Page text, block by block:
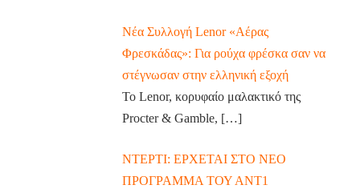
Νέα Συλλογή Lenor «Αέρας
Φρεσκάδας»: Για ρούχα φρέσκα σαν να
στέγνωσαν στην ελληνική εξοχή
Το Lenor, κορυφαίο μαλακτικό της
Procter & Gamble, […]
ΝΤΕΡΤΙ: ΕΡΧΕΤΑΙ ΣΤΟ ΝΕΟ
ΠΡΟΓΡΑΜΜΑ ΤΟΥ ΑΝΤ1